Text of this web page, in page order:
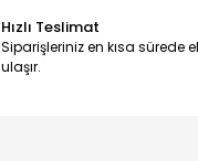
Hızlı Teslimat
Siparişleriniz en kısa sürede
ulaşır.